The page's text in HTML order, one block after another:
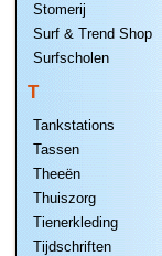
Stomerij
Surf & Trend Shop
Surfscholen
T
Tankstations
Tassen
Theeën
Thuiszorg
Tienerkleding
Tijdschriften